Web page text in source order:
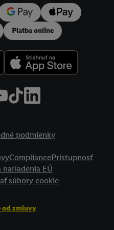
Platba online
podmienky
CompliancePrístupnosť
EÚ
súbory cookie
od zmluvy
Kliknutím na "Súhlasím
všetky vyššie uvedené účely.
o dobe uchovávania
zásadách ochrany osobných